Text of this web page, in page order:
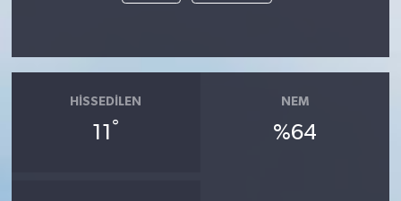
HISSEDILEN
11 °
NEM
%64